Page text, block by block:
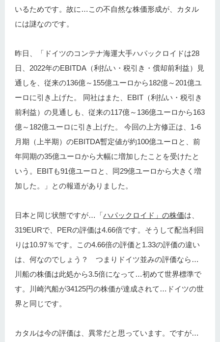
いるためです。故に…この不自然な株価形成が、カタル
には謎なのです。
昨日、「ドイツのコンテナ海運大手ハパックロイドは28
日、2022年のEBITDA（利払い・税引き・償却前利益）見
通しを、従来の136億～155億ユーロから182億～201億ユ
ーロに引き上げた。 同社はまた、EBIT（利払い・税引き
前利益）の見通しも、従来の117億～136億ユーロから163
億～182億ユーロに引き上げた。 今回の上方修正は、1-6
月期（上半期）のEBITDA暫定値が約100億ユーロと、前
年同期の35億ユーロから大幅に増加したことを受けたと
いう。EBITも91億ユーロと、同29億ユーロから大きく増
加した。」との報道がありました。
日本と同じ状態ですが…「ハパックロイド」の株価は、
319EURで、PERの評価は4.66倍です。そうして配当利回
りは10.97％です。この4.66倍の評価と1.33の評価の違い
は、何なのでしょう？ つまりドイツ並みの評価なら…
川船の株価は此処から3.5倍になって…初めて世界標準で
す。川崎汽船が34125円の株価が達成されて…ドイツの世
界と同じです。
カタルは今の評価は、異常だと思っています。ですが…